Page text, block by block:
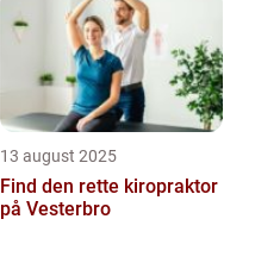
13 august 2025
Find den rette kiropraktor
på Vesterbro